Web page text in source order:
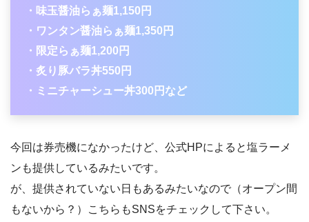
・味玉醤油らぁ麺1,150円
・ワンタン醤油らぁ麺1,350円
・限定らぁ麺1,200円
・炙り豚バラ丼550円
・ミニチャーシュー丼300円など
今回は券売機になかったけど、公式HPによると塩ラーメ
ンも提供しているみたいです。
が、提供されていない日もあるみたいなので（オープン間
もないから？）こちらもSNSをチェックして下さい。